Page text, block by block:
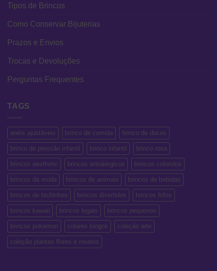
Tipos de Brincos
Como Conservar Bijuterias
Prazos e Envios
Trocas e Devoluções
Perguntas Frequentes
TAGS
anéis ajustáveis brinco de comida brinco de doces
brinco de pressão infantil brinco infantil brinco rosa
brincos aesthetic brincos antialérgicos brincos coloridos
brincos da moda brincos de animais brincos de bebidas
brincos de bichinhos brincos divertidos brincos fofos
brincos kawaii brincos legais brincos pequenos
brincos pokemon colares longos coleção arte
coleção plantas flores e insetos